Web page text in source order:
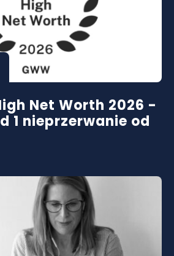
Net Worth 2026 -
1 nieprzerwanie od